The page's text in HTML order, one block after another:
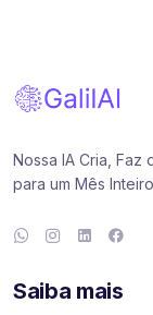
Nossa IA Cria, Faz
para um Mês
Saiba mais